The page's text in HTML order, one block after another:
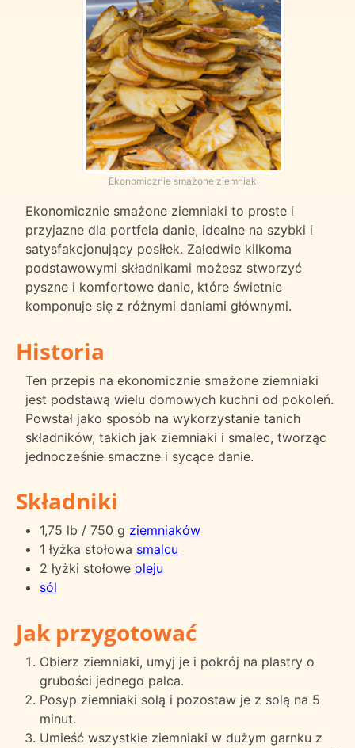
Ekonomicznie smażone ziemniaki
Ekonomicznie smażone ziemniaki to proste i
przyjazne dla portfela danie, idealne na szybki i
satysfakcjonujący posiłek. Zaledwie kilkoma
podstawowymi składnikami możesz stworzyć
pyszne i komfortowe danie, które świetnie
komponuje się z różnymi daniami głównymi.
Historia
Ten przepis na ekonomicznie smażone ziemniaki
jest podstawą wielu domowych kuchni od pokoleń.
Powstał jako sposób na wykorzystanie tanich
składników, takich jak ziemniaki i smalec, tworząc
jednocześnie smaczne i sycące danie.
Składniki
1,75 lb / 750 g ziemniaków
1 łyżka stołowa smalcu
2 łyżki stołowe oleju
sól
Jak przygotować
Obierz ziemniaki, umyj je i pokrój na plastry o
grubości jednego palca.
Posyp ziemniaki solą i pozostaw je z solą na 5
minut.
Umieść wszystkie ziemniaki w dużym garnku z